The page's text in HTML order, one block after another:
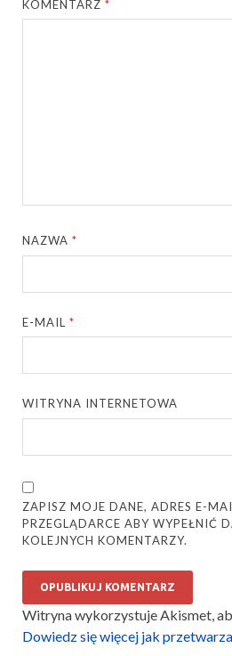
KOMENTARZ*
NAZWA*
E-MAIL*
WITRYNA INTERNETOWA
ZAPISZ MOJE DANE, ADRES E-
PRZEGLĄDARCE ABY WYPEŁNIĆ
KOLEJNYCH KOMENTARZY.
Witryna wykorzystuje Akismet,
Dowiedz się więcej jak